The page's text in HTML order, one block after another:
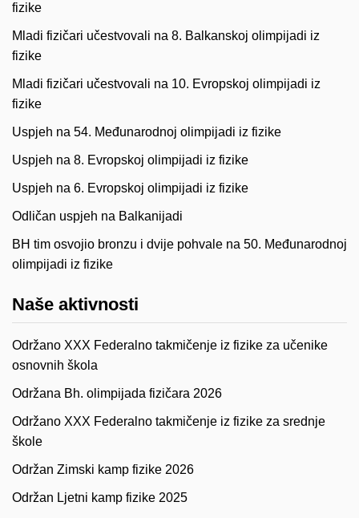
fizike
Mladi fizičari učestvovali na 8. Balkanskoj olimpijadi iz
fizike
Mladi fizičari učestvovali na 10. Evropskoj olimpijadi iz
fizike
Uspjeh na 54. Međunarodnoj olimpijadi iz fizike
Uspjeh na 8. Evropskoj olimpijadi iz fizike
Uspjeh na 6. Evropskoj olimpijadi iz fizike
Odličan uspjeh na Balkanijadi
BH tim osvojio bronzu i dvije pohvale na 50. Međunarodnoj
olimpijadi iz fizike
Naše aktivnosti
Održano XXX Federalno takmičenje iz fizike za učenike
osnovnih škola
Održana Bh. olimpijada fizičara 2026
Održano XXX Federalno takmičenje iz fizike za srednje
škole
Održan Zimski kamp fizike 2026
Održan Ljetni kamp fizike 2025